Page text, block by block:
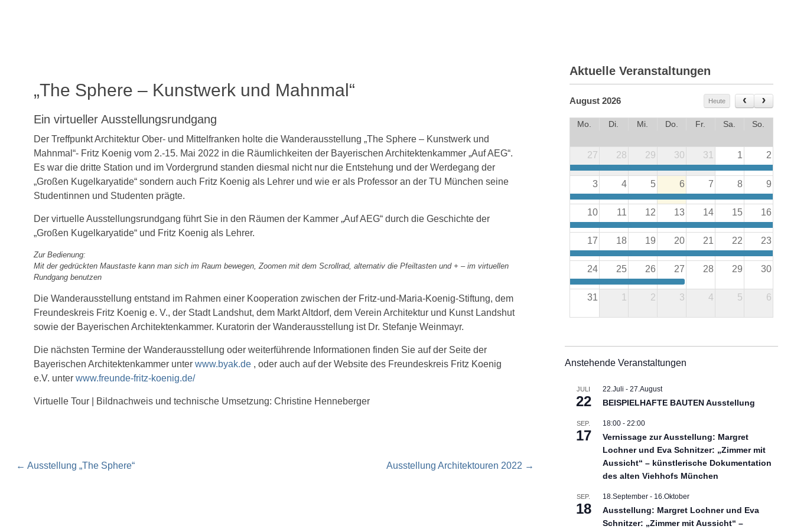
„The Sphere – Kunstwerk und Mahnmal“
Ein virtueller Ausstellungsrundgang
Der Treffpunkt Architektur Ober- und Mittelfranken holte die Wanderausstellung „The Sphere – Kunstwerk und
Mahnmal“- Fritz Koenig vom 2.-15. Mai 2022 in die Räumlichkeiten der Bayerischen Architektenkammer „Auf AEG“.
Es war die dritte Station und im Vordergrund standen diesmal nicht nur die Entstehung und der Werdegang der
„Großen Kugelkaryatide“ sondern auch Fritz Koenig als Lehrer und wie er als Professor an der TU München seine
Studentinnen und Studenten prägte.
Der virtuelle Ausstellungsrundgang führt Sie in den Räumen der Kammer „Auf AEG“ durch die Geschichte der
„Großen Kugelkaryatide“ und Fritz Koenig als Lehrer.
Zur Bedienung:
Mit der gedrückten Maustaste kann man sich im Raum bewegen, Zoomen mit dem Scrollrad, alternativ die Pfeiltasten und + – im virtuellen
Rundgang benutzen
Die Wanderausstellung entstand im Rahmen einer Kooperation zwischen der Fritz-und-Maria-Koenig-Stiftung, dem
Freundeskreis Fritz Koenig e. V., der Stadt Landshut, dem Markt Altdorf, dem Verein Architektur und Kunst Landshut
sowie der Bayerischen Architektenkammer. Kuratorin der Wanderausstellung ist Dr. Stefanje Weinmayr.
Die nächsten Termine der Wanderausstellung oder weiterführende Informationen finden Sie auf der Seite der
Bayerischen Architektenkammer unter www.byak.de, oder auch auf der Website des Freundeskreis Fritz Koenig
e.V. unter www.freunde-fritz-koenig.de/
Virtuelle Tour | Bildnachweis und technische Umsetzung: Christine Henneberger
Post
← Ausstellung „The Sphere“ Ausstellung Architektouren 2022 →
Aktuelle Veranstaltungen
August 2026 Heute
Mo. Di. Mi. Do. Fr. Sa. So.
27 28 29 30 31 1 2
3 4 5 6 7 8 9
10 11 12 13 14 15 16
17 18 19 20 21 22 23
24 25 26 27 28 29 30
31 1 2 3 4 5 6
Anstehende Veranstaltungen
JULI
22
22.Juli - 27.August
BEISPIELHAFTE BAUTEN Ausstellung
SEP.
17
18:00- 22:00
Vernissage zur Ausstellung: Margret
Lochner und Eva Schnitzer: „Zimmer mit
Aussicht“ – künstlerische Dokumentation
des alten Viehhofs München
SEP.
18
18.September- 16.Oktober
Ausstellung: Margret Lochner und Eva
Schnitzer: „Zimmer mit Aussicht“ –